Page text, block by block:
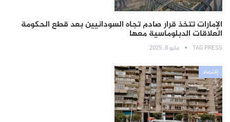
الإمارات تتخذ قرار صادم تجاه السودانيين بعد قطع الحكومة
العلاقات الدبلوماسية معها
TAG PRESS مايو 8, 2025
إقتصاد